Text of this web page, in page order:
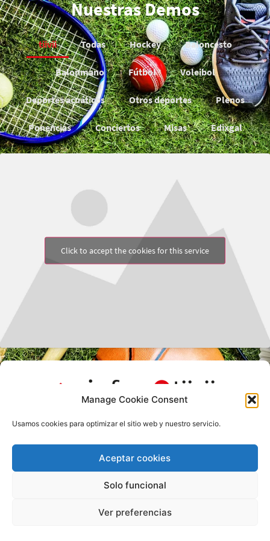
Manage Cookie Consent
Usamos cookies para optimizar el sitio web y nuestro servicio.
Aceptar cookies
Solo funcional
Ver preferencias
Nuestras Demos
tiivii Todas Hockey Baloncesto
Balonmano Fútbol Voleibol
Deportes acuáticos Otros deportes Plenos
Ponencias Conciertos Misas Edixgal
Click to accept the cookies for this service